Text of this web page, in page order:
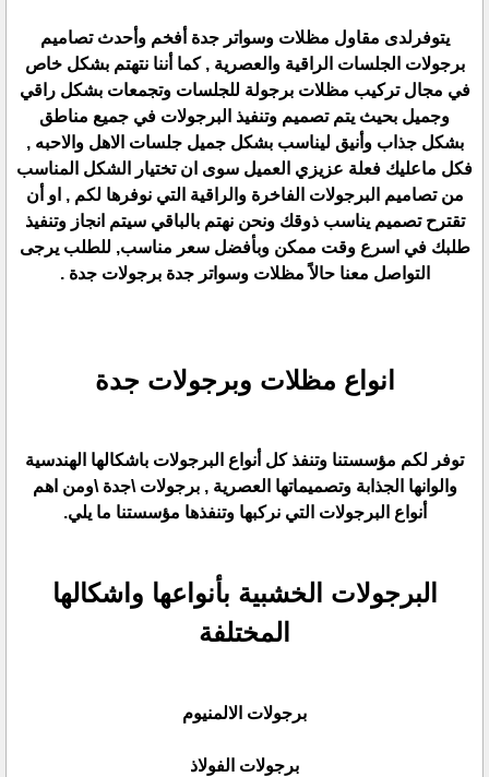
يتوفرلدى مقاول مظلات وسواتر جدة أفخم وأحدث تصاميم
برجولات الجلسات الراقية والعصرية , كما أننا نتهتم بشكل خاص
في مجال تركيب مظلات برجولة للجلسات وتجمعات بشكل راقي
وجميل بحيث يتم تصميم وتنفيذ البرجولات في جميع مناطق
بشكل جذاب وأنيق ليناسب بشكل جميل جلسات الاهل والاحبه ,
فكل ماعليك فعلة عزيزي العميل سوى ان تختيار الشكل المناسب
من تصاميم البرجولات الفاخرة والراقية التي نوفرها لكم , او أن
تقترح تصميم يناسب ذوقك ونحن نهتم بالباقي سيتم انجاز وتنفيذ
طلبك في اسرع وقت ممكن وبأفضل سعر مناسب, للطلب يرجى
التواصل معنا حالاً مظلات وسواتر جدة برجولات جدة .
انواع مظلات وبرجولات جدة
توفر لكم مؤسستنا وتنفذ كل أنواع البرجولات باشكالها الهندسية
والوانها الجذابة وتصميماتها العصرية , برجولات \جدة \ومن اهم
أنواع البرجولات التي نركبها وتنفذها مؤسستنا ما يلي.
البرجولات الخشبية بأنواعها واشكالها
المختلفة
برجولات الالمنيوم
برجولات الفولاذ